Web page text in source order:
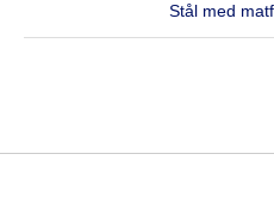
Stål med